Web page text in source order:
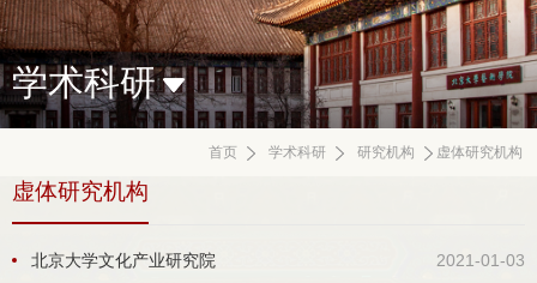
学术科研
首页 学术科研 研究机构 虚体研究机构
虚体研究机构
2021-01-03
北京大学文化产业研究院